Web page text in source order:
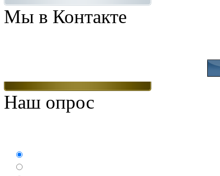
Мы в Контакте
Наш опрос